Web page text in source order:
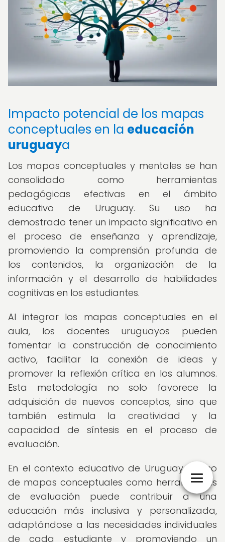
Impacto potencial de los mapas
conceptuales en la educación
uruguaya
Los mapas conceptuales y mentales se han
consolidado como herramientas
pedagógicas efectivas en el ámbito
educativo de Uruguay. Su uso ha
demostrado tener un impacto significativo en
el proceso de enseñanza y aprendizaje,
promoviendo la comprensión profunda de
los contenidos, la organización de la
información y el desarrollo de habilidades
cognitivas en los estudiantes.
Al integrar los mapas conceptuales en el
aula, los docentes uruguayos pueden
fomentar la construcción de conocimiento
activo, facilitar la conexión de ideas y
promover la reflexión crítica en los alumnos.
Esta metodología no solo favorece la
adquisición de nuevos conceptos, sino que
también estimula la creatividad y la
capacidad de síntesis en el proceso de
evaluación.
En el contexto educativo de Uruguay, el uso
de mapas conceptuales como herramientas
de evaluación puede contribuir a una
educación más inclusiva y personalizada,
adaptándose a las necesidades individuales
de cada estudiante y promoviendo un